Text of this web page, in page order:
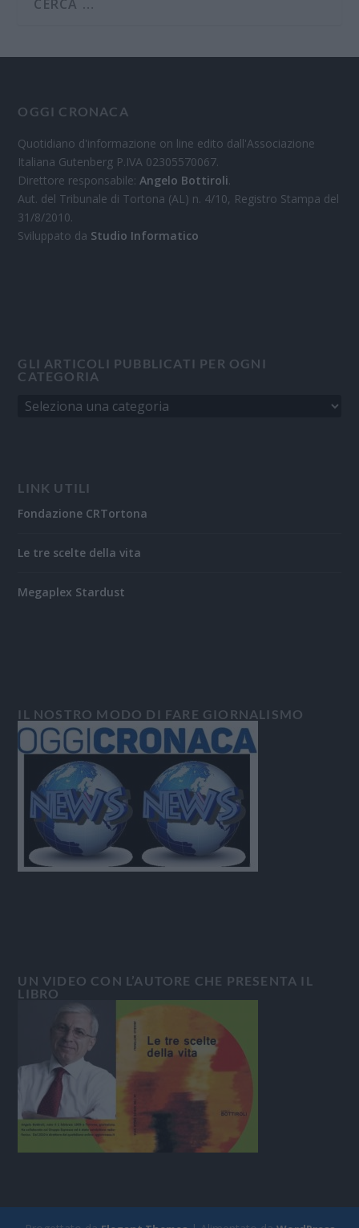
OGGI CRONACA
Quotidiano d'informazione on line edito dall'Associazione
Italiana Gutenberg P.IVA 02305570067.
Direttore responsabile:Angelo Bottiroli.
Aut. del Tribunale di Tortona (AL) n. 4/10, Registro Stampa del
31/8/2010.
Sviluppato da Studio Informatico
GLI ARTICOLI PUBBLICATI PER OGNI
CATEGORIA
LINK UTILI
Fondazione CRTortona
Le tre scelte della vita
Megaplex Stardust
IL NOSTRO MODO DI FARE GIORNALISMO
UN VIDEO CON L’AUTORE CHE PRESENTA IL
LIBRO